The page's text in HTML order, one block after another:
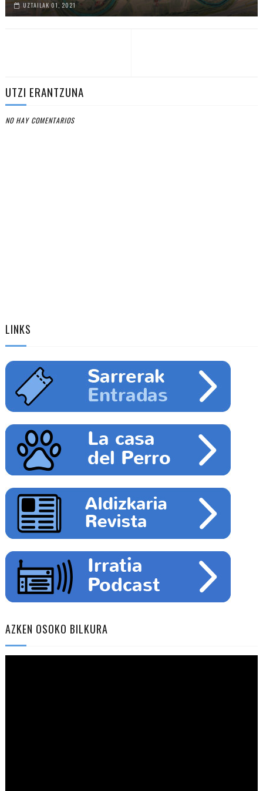
UZTAILAK 01, 2021
UTZI ERANTZUNA
NO HAY COMENTARIOS
LINKS
AZKEN OSOKO BILKURA